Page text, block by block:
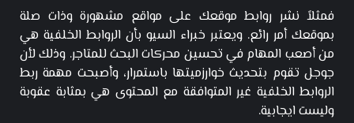
فمثلاً نشر روابط موقعك على مواقع مشهورة وذات صلة
بموقعك أمر رائع. ويعتبر خبراء السيو بأن الروابط الخلفية هي
من أصعب المهام في تحسين محركات البحث للمتاجر. وذلك لأن
جوجل تقوم بتحديث خوارزميتها باستمرار، وأصبحت مهمة ربط
الروابط الخلفية غير المتوافقة مع المحتوى هي بمثابة عقوبة
وليست ايجابية.